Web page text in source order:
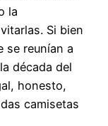
la
Si bien
se reunían a
década del
honesto,
camisetas